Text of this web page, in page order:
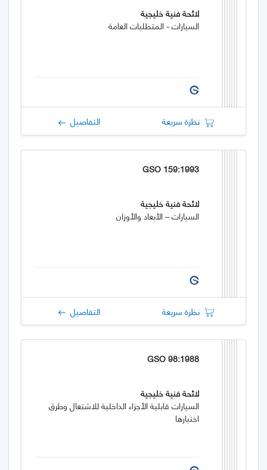
لائحة فنية خليجية
السيارات - المتطلبات العامة
نظرة سريعة التفاصيل
GSO 159:1993
لائحة فنية خليجية
السيارات – الأبعاد والأوزان
نظرة سريعة التفاصيل
GSO 98:1988
لائحة فنية خليجية
السيارات قابلية الأجزاء الداخلية للاشتعال وطرق
اختبارها